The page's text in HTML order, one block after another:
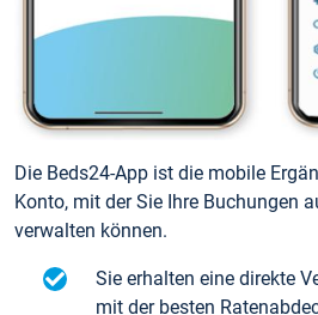
Die Beds24-App ist die mobile
Konto, mit der Sie Ihre Buchungen
verwalten können.
Sie erhalten eine direkte
mit der besten